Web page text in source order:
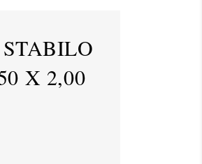
X 2,00